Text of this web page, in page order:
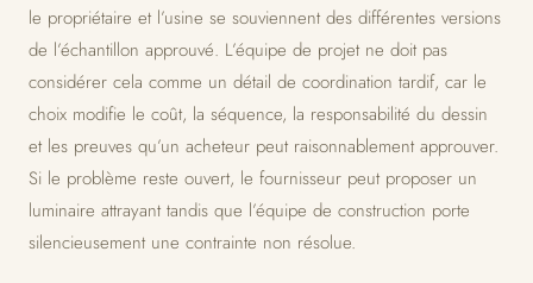
le propriétaire et l’usine se souviennent des différentes versions
de l’échantillon approuvé. L’équipe de projet ne doit pas
considérer cela comme un détail de coordination tardif, car le
choix modifie le coût, la séquence, la responsabilité du dessin
et les preuves qu’un acheteur peut raisonnablement approuver.
Si le problème reste ouvert, le fournisseur peut proposer un
luminaire attrayant tandis que l’équipe de construction porte
silencieusement une contrainte non résolue.